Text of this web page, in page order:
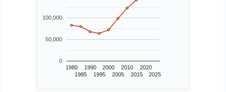
1980
1985
1990
1995
2000
2005
2010
2015
2020
2025
0
50,000
100,000